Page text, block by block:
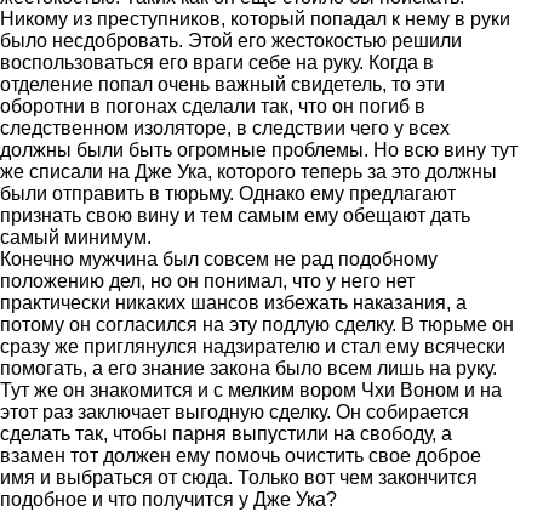
Никому из преступников, который попадал к нему в руки
было несдобровать. Этой его жестокостью решили
воспользоваться его враги себе на руку. Когда в
отделение попал очень важный свидетель, то эти
оборотни в погонах сделали так, что он погиб в
следственном изоляторе, в следствии чего у всех
должны были быть огромные проблемы. Но всю вину тут
же списали на Дже Ука, которого теперь за это должны
были отправить в тюрьму. Однако ему предлагают
признать свою вину и тем самым ему обещают дать
самый минимум.
Конечно мужчина был совсем не рад подобному
положению дел, но он понимал, что у него нет
практически никаких шансов избежать наказания, а
потому он согласился на эту подлую сделку. В тюрьме он
сразу же приглянулся надзирателю и стал ему всячески
помогать, а его знание закона было всем лишь на руку.
Тут же он знакомится и с мелким вором Чхи Воном и на
этот раз заключает выгодную сделку. Он собирается
сделать так, чтобы парня выпустили на свободу, а
взамен тот должен ему помочь очистить свое доброе
имя и выбраться от сюда. Только вот чем закончится
подобное и что получится у Дже Ука?